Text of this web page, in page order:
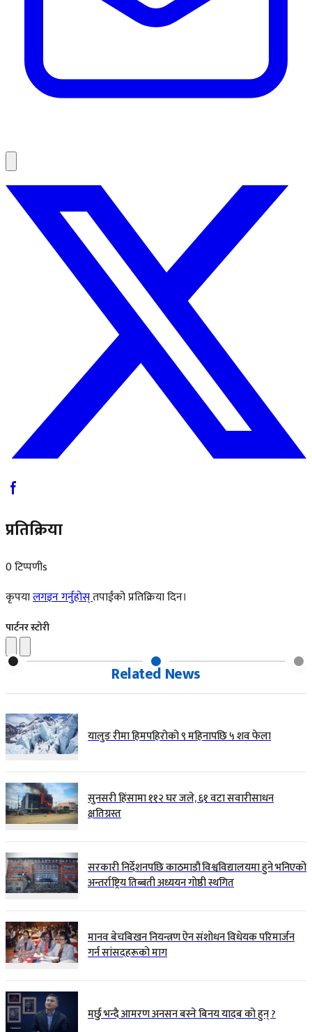
प्रतिक्रिया
0 टिप्पणीs
कृपयालगइन गर्नुहोस्तपाईंको प्रतिक्रिया दिन।
पार्टनर स्टोरी
Related News
यालुङ रीमा हिमपहिरोको ९ महिनापछि ५ शव फेला
सुनसरी हिंसामा ११२ घर जले, ६१ वटा सवारीसाधन
क्षतिग्रस्त
सरकारी निर्देशनपछि काठमाडौं विश्वविद्यालयमा हुने भनिएको
अन्तर्राष्ट्रिय तिब्बती अध्ययन गोष्ठी स्थगित
मानव बेचबिखन नियन्त्रण ऐन संशोधन विधेयक परिमार्जन
गर्न सांसदहरूको माग
मर्छु भन्दै आमरण अनसन बस्ने बिनय यादब को हुन् ?